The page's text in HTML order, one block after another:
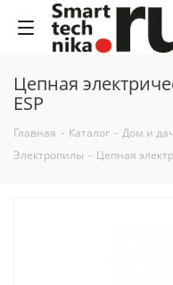
Цепная
ESP
Главная - Каталог - Дом и
Электропилы - Цепная